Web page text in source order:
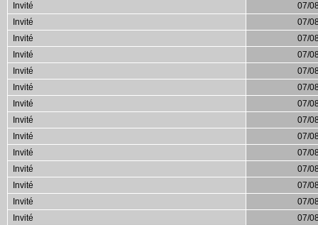
Invité
07/
Invité
07/
Invité
07/
Invité
07/
Invité
07/
Invité
07/
Invité
07/
Invité
07/
Invité
07/
Invité
07/
Invité
07/
Invité
07/
Invité
07/
Invité
07/